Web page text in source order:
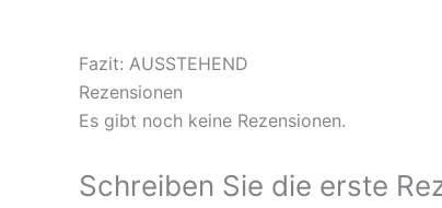
Fazit: AUSSTEHEND
Rezensionen
Es gibt noch keine Rezensionen.
Schreiben Sie die erste